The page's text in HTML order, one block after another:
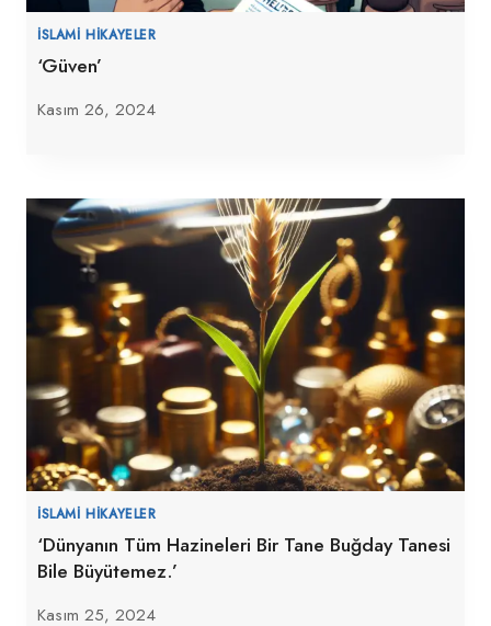
İSLAMI HIKAYELER
‘Güven’
Kasım 26, 2024
İSLAMI HIKAYELER
‘Dünyanın Tüm Hazineleri Bir Tane Buğday Tanesi
Bile Büyütemez.’
Kasım 25, 2024